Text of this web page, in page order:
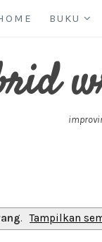
BUKU
. Tampilkan